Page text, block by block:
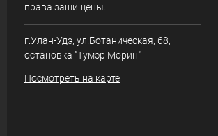
права защищены.
г.Улан-Удэ, ул.Ботаническая, 68,
остановка "Тумэр Морин"
Посмотреть на карте